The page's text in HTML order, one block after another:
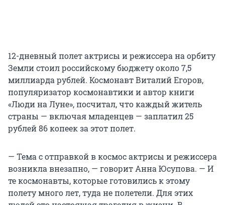
12-дневный полет актрисы и режиссера на орбиту
Земли стоил российскому бюджету около 7,5
миллиарда рублей. Космонавт Виталий Егоров,
популяризатор космонавтики и автор книги
«Люди на Луне», посчитал, что каждый житель
страны — включая младенцев — заплатил 25
рублей 86 копеек за этот полет.
— Тема с отправкой в космос актрисы и режиссера
возникла внезапно, — говорит Анна Юсупова. — И
те космонавты, которые готовились к этому
полету много лет, туда не полетели. Для этих